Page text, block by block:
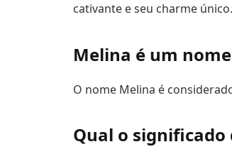
cativante e seu charme único.
Melina é um
O nome Melina é
Qual o significado